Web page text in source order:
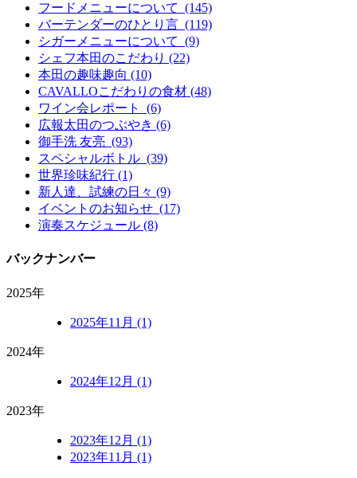
フードメニューについて (145)
バーテンダーのひとり言 (119)
シガーメニューについて (9)
シェフ本田のこだわり (22)
本田の趣味趣向 (10)
CAVALLOこだわりの食材 (48)
ワイン会レポート (6)
広報太田のつぶやき (6)
御手洗 友亮 (93)
スペシャルボトル (39)
世界珍味紀行 (1)
新人達、試練の日々 (9)
イベントのお知らせ (17)
演奏スケジュール (8)
バックナンバー
2025年
2025年11月 (1)
2024年
2024年12月 (1)
2023年
2023年12月 (1)
2023年11月 (1)